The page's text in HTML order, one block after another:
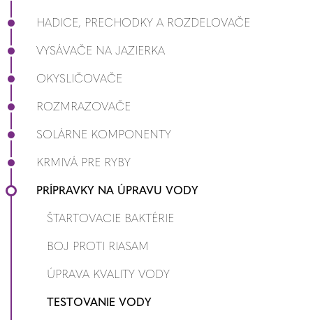
HADICE, PRECHODKY A ROZDELOVAČE
VYSÁVAČE NA JAZIERKA
OKYSLIČOVAČE
ROZMRAZOVAČE
SOLÁRNE KOMPONENTY
KRMIVÁ PRE RYBY
PRÍPRAVKY NA ÚPRAVU VODY
ŠTARTOVACIE BAKTÉRIE
BOJ PROTI RIASAM
ÚPRAVA KVALITY VODY
TESTOVANIE VODY